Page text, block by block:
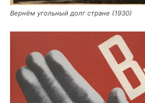
Вер­нём уголь­ный долг стране (1930)